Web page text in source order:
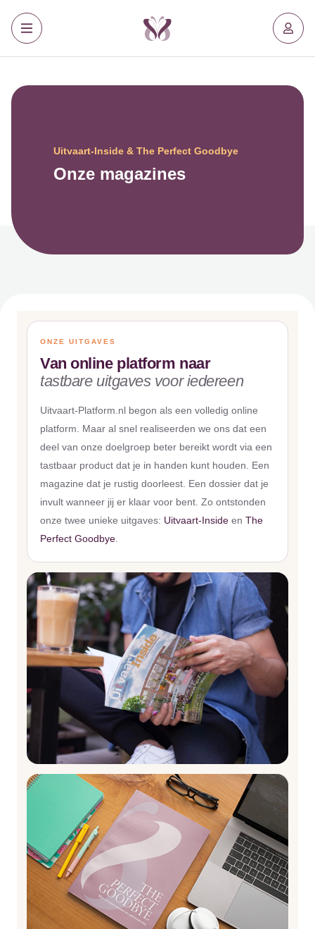
Uitvaart-Inside & The Perfect Goodbye
Onze magazines
ONZE UITGAVES
Van online platform naar
tastbare uitgaves voor iedereen
Uitvaart-Platform.nl begon als een volledig online
platform. Maar al snel realiseerden we ons dat een
deel van onze doelgroep beter bereikt wordt via een
tastbaar product dat je in handen kunt houden. Een
magazine dat je rustig doorleest. Een dossier dat je
invult wanneer jij er klaar voor bent. Zo ontstonden
onze twee unieke uitgaves: Uitvaart-Inside en The
Perfect Goodbye